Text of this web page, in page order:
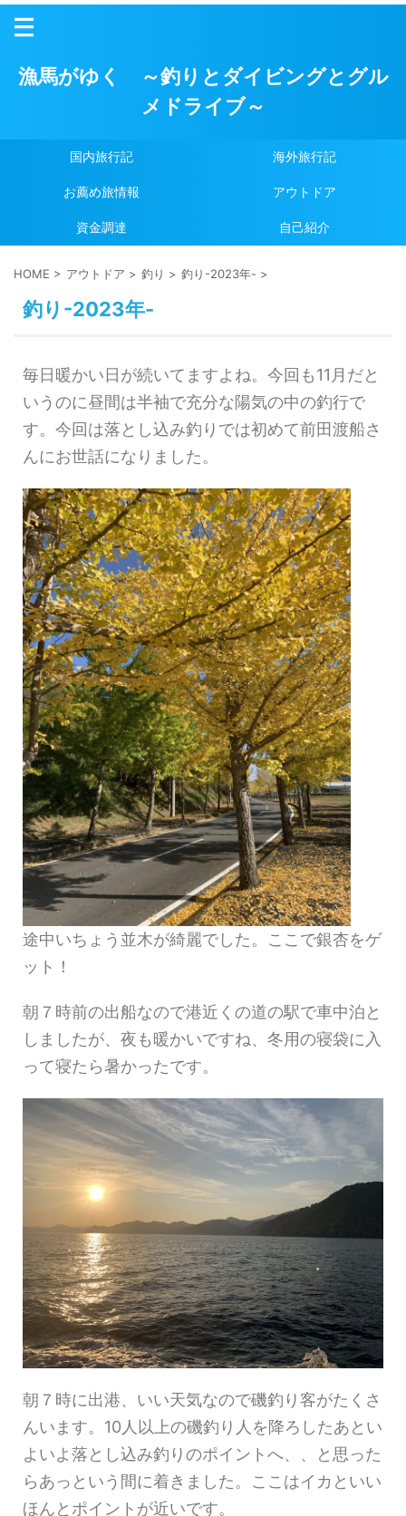
漁馬がゆく ～釣りとダイビングとグル
メドライブ～
国内旅行記 海外旅行記
お薦め旅情報 アウトドア
資金調達 自己紹介
HOME > アウトドア > 釣り > 釣り-2023年- >
釣り-2023年-
毎日暖かい日が続いてますよね。今回も11月だと
いうのに昼間は半袖で充分な陽気の中の釣行で
す。今回は落とし込み釣りでは初めて前田渡船さ
んにお世話になりました。
途中いちょう並木が綺麗でした。ここで銀杏をゲ
ット！
朝７時前の出船なので港近くの道の駅で車中泊と
しましたが、夜も暖かいですね、冬用の寝袋に入
って寝たら暑かったです。
朝７時に出港、いい天気なので磯釣り客がたくさ
んいます。10人以上の磯釣り人を降ろしたあとい
よいよ落とし込み釣りのポイントへ、、と思った
らあっという間に着きました。ここはイカといい
ほんとポイントが近いです。